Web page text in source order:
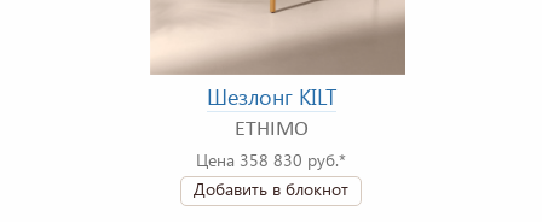
Шезлонг KILT
ETHIMO
Цена 358 830 руб.*
Добавить в блокнот